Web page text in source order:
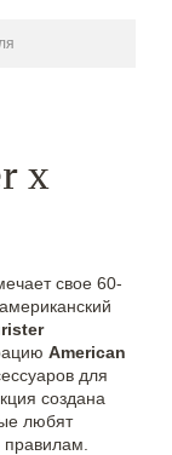
x
свое 60-
American
для
создана
любят